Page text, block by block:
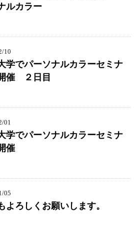
ルカラー
10
学でパーソナルカラーセミナ
催 ２日目
01
学でパーソナルカラーセミナ
催
05
よろしくお願いします。